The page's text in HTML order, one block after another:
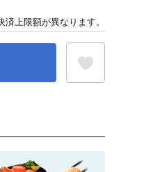
済上限額が異なります。